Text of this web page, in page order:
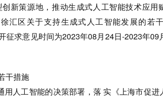
新策源地，推动生成式人工智能技术应用
汇区关于支持生成式人工智能发展的若
征求意见时间为2023年08月24日-2023年09
干措施
用人工智能的决策部署，落 实《上海市促进